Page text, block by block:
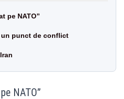
pe NATO”
un punct de conflict
NATO”